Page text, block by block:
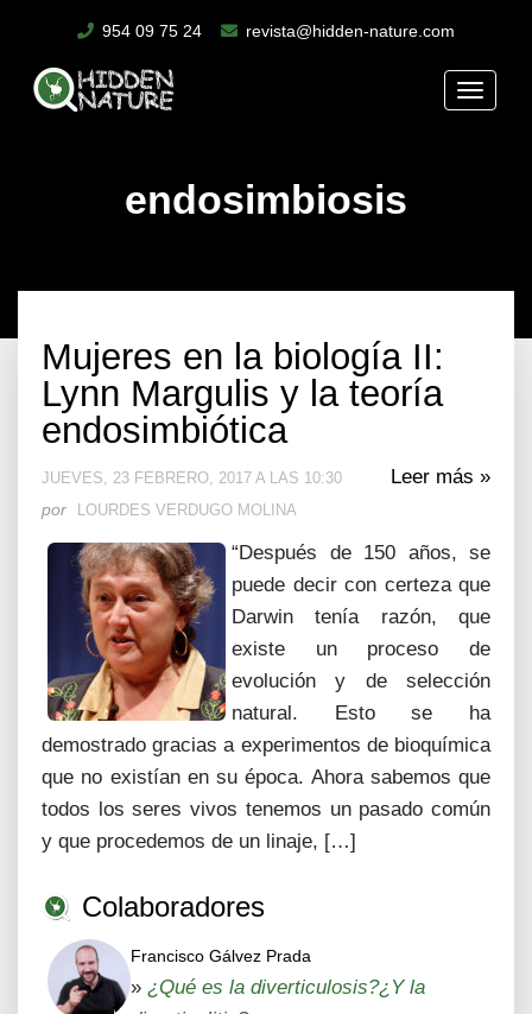
954 09 75 24 revista@hidden-nature.com
Toggle
endosimbiosis
Mujeres en la biología II:
Lynn Margulis y la teoría
endosimbiótica
Leer más »
JUEVES, 23 FEBRERO, 2017 A LAS 10:30
por LOURDES VERDUGO MOLINA
“Después de 150 años, se
puede decir con certeza que
Darwin tenía razón, que
existe un proceso de
evolución y de selección
natural. Esto se ha
demostrado gracias a experimentos de bioquímica
que no existían en su época. Ahora sabemos que
todos los seres vivos tenemos un pasado común
y que procedemos de un linaje, […]
Colaboradores
Francisco Gálvez Prada
» ¿Qué es la diverticulosis?¿Y la